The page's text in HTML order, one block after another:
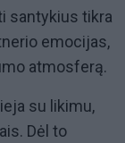
santykius tikra
emocijas,
atmosferą.
su likimu,
Dėl to